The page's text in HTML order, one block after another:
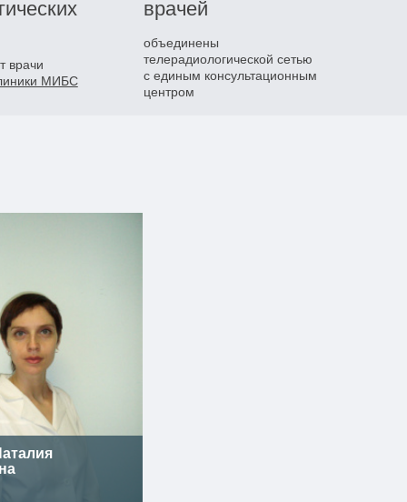
врачи
МИБС
врачей
объединены
телерадиологической сетью
с единым консультационным
центром